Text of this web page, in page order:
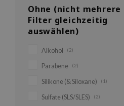
Ohne (nicht mehrere
Filter gleichzeitig
auswählen)
Alkohol (2)
Parabene (2)
Silikone (& Siloxane) (1)
Sulfate (SLS/SLES) (2)